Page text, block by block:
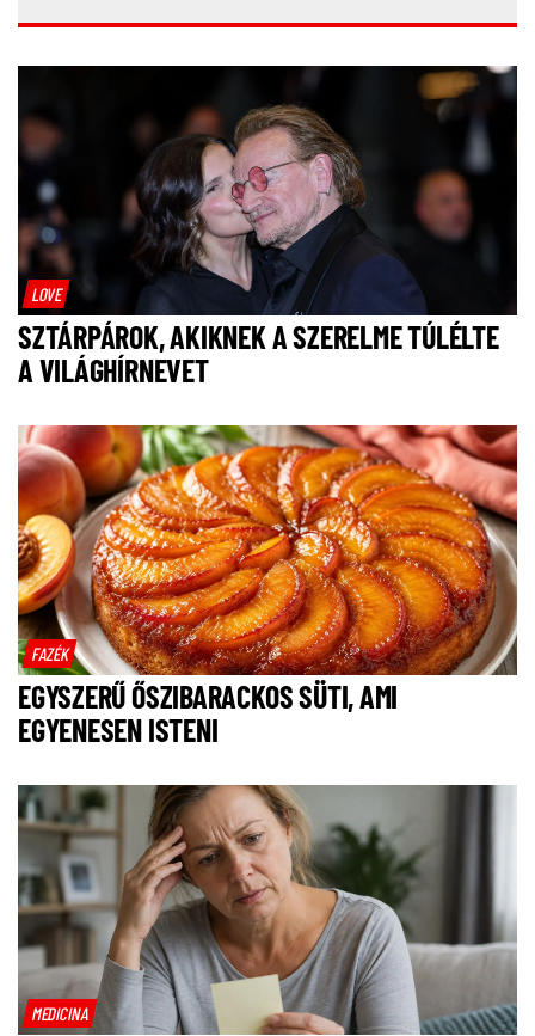
LOVE
SZTÁRPÁROK, AKIKNEK A SZERELME TÚLÉLTE
A VILÁGHÍRNEVET
FAZÉK
EGYSZERŰ ŐSZIBARACKOS SÜTI, AMI
EGYENESEN ISTENI
MEDICINA